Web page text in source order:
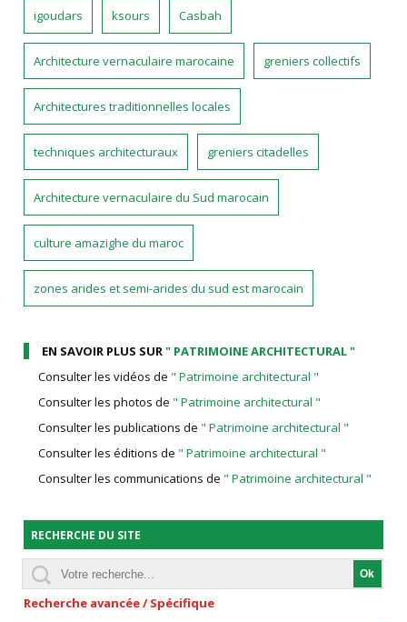
igoudars ksours Casbah
Architecture vernaculaire marocaine greniers collectifs
Architectures traditionnelles locales
techniques architecturaux greniers citadelles
Architecture vernaculaire du Sud marocain
culture amazighe du maroc
zones arides et semi-arides du sud est marocain
EN SAVOIR PLUS SUR" PATRIMOINE ARCHITECTURAL "
Consulter les vidéos de " Patrimoine architectural "
Consulter les photos de " Patrimoine architectural "
Consulter les publications de " Patrimoine architectural "
Consulter les éditions de " Patrimoine architectural "
Consulter les communications de " Patrimoine architectural "
RECHERCHE DU SITE
Recherche avancée / Spécifique